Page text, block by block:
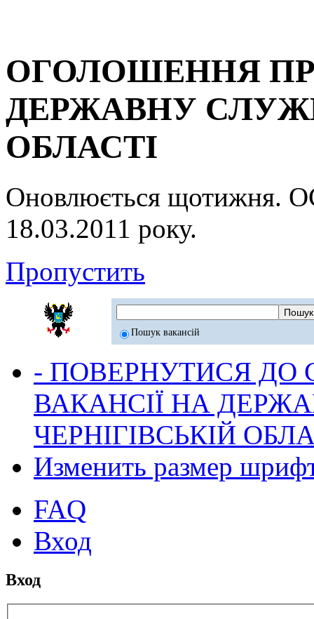
ОГОЛОШЕННЯ
ДЕРЖАВНУ
ОБЛАСТІ
Оновлюється
18.03.2011 року.
Пропустить
Пошук вакансій
- ПОВЕРНУТИСЯ ДО
ВАКАНСІЇ НА
ЧЕРНІГІВСЬКІЙ
Изменить размер
FAQ
Вход
Вход